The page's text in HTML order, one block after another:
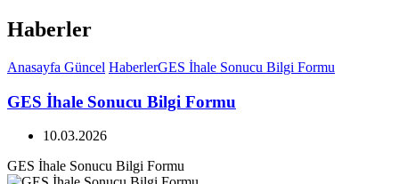
Haberler
Anasayfa Güncel HaberlerGES İhale Sonucu Bilgi Formu
GES İhale Sonucu Bilgi Formu
10.03.2026
GES İhale Sonucu Bilgi Formu